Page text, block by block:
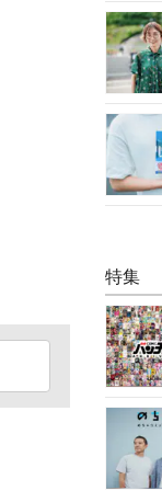
特集